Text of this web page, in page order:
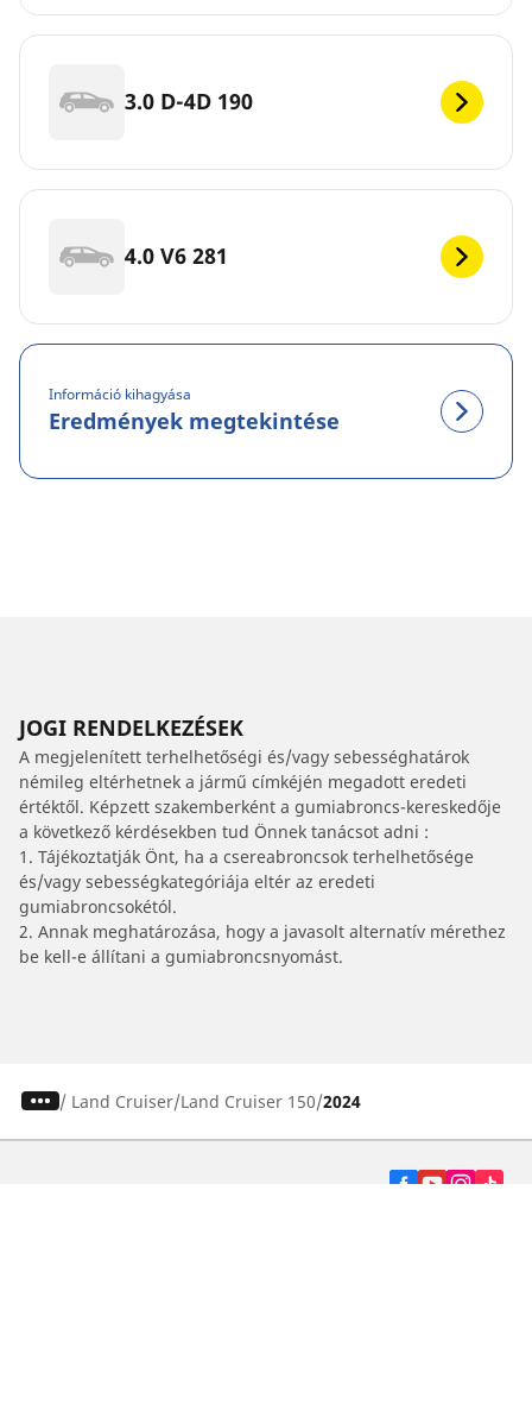
3.0 D-4D 190
4.0 V6 281
Információ kihagyása
Eredmények megtekintése
JOGI RENDELKEZÉSEK
A megjelenített terhelhetőségi és/vagy sebességhatárok
némileg eltérhetnek a jármű címkéjén megadott eredeti
értéktől. Képzett szakemberként a gumiabroncs-kereskedője
a következő kérdésekben tud Önnek tanácsot adni :
1. Tájékoztatják Önt, ha a csereabroncsok terhelhetősége
és/vagy sebességkategóriája eltér az eredeti
gumiabroncsokétól.
2. Annak meghatározása, hogy a javasolt alternatív mérethez
be kell-e állítani a gumiabroncsnyomást.
/ Land Cruiser Land Cruiser 150 2024